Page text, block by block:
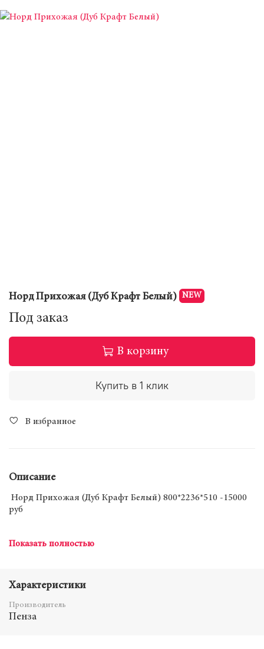
Норд Прихожая (Дуб Крафт Белый) NEW
Под заказ
В корзину
Купить в 1 клик
В избранное
Описание
Норд Прихожая (Дуб Крафт Белый) 800*2236*510 -15000
руб
Показать полностью
Характеристики
Производитель
Пенза